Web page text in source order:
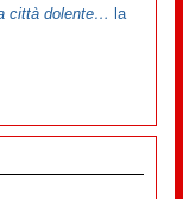
città dolente… la